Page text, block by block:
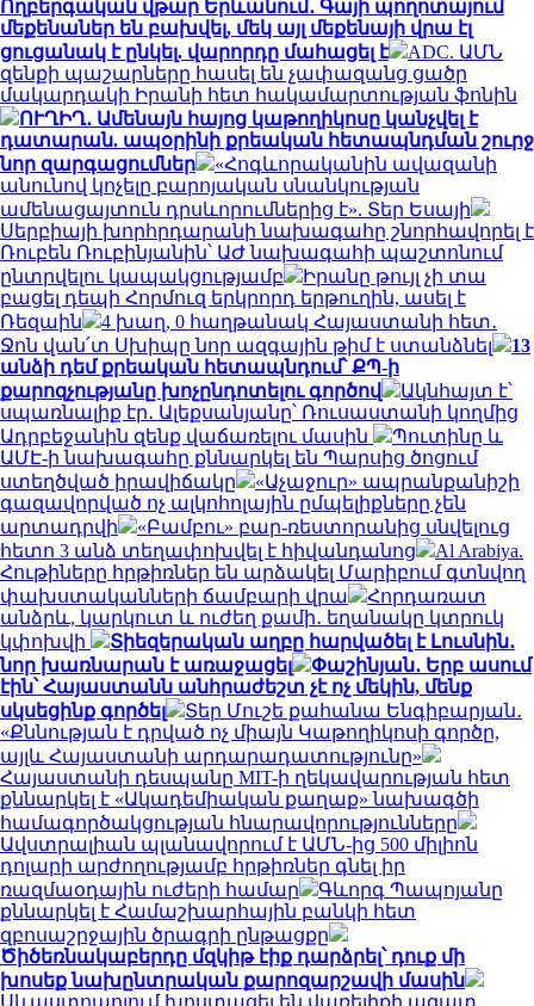
Ողբերգական վթար Երևանում․ Գայի պողոտայում
մեքենաներ են բախվել, մեկ այլ մեքենայի վրա էլ
ցուցանակ է ընկել. վարորդը մահացել է
ADC. ԱՄՆ
զենքի պաշարները հասել են չափազանց ցածր
մակարդակի Իրանի հետ հակամարտության ֆոնին
ՈՒՂԻՂ․ Ամենայն հայոց կաթողիկոսը կանչվել է
դատարան. ապօրինի քրեական հետապնդման շուրջ
նոր զարգացումներ
«Հոգևորականին ավազանի
անունով կոչելը բարոյական սնանկության
ամենացայտուն դրսևորումներից է». Տեր Եսայի
Սերբիայի խորհրդարանի նախագահը շնորհավորել է
Ռուբեն Ռուբինյանին՝ ԱԺ նախագահի պաշտոնում
ընտրվելու կապակցությամբ
Իրանը թույլ չի տա
բացել դեպի Հորմուզ երկրորդ երթուղին, ասել է
Ռեզաին
4 խաղ, 0 հաղթանակ Հայաստանի հետ․
Ջոն վան՛տ Սխիպը նոր ազգային թիմ է ստանձնել
13
անձի դեմ քրեական հետապնդում՝ ՔՊ-ի
քարոզչությանը խոչընդոտելու գործով
Ակնհայտ է՝
սպառնալիք էր․ Ալեքսանյանը՝ Ռուսաստանի կողմից
Ադրբեջանին զենք վաճառելու մասին
Պուտինը և
ԱՄԷ-ի նախագահը քննարկել են Պարսից ծոցում
ստեղծված իրավիճակը
«Աչաջուր» ապրանքանիշի
գազավորված ոչ ալկոհոլային ըմպելիքները չեն
արտադրվի
«Բամբու» բար-ռեստորանից սնվելուց
հետո 3 անձ տեղափոխվել է հիվանդանոց
Al Arabiya.
Հութիները հրթիռներ են արձակել Մարիբում գտնվող
փախստականների ճամբարի վրա
Հորդառատ
անձրև, կարկուտ և ուժեղ քամի․ եղանակը կտրուկ
կփոխվի
Տիեզերական աղբը հարվածել է Լուսնին․
նոր խառնարան է առաջացել
Փաշինյան․ Երբ ասում
էին՝ Հայաստանն անհրաժեշտ չէ ոչ մեկին, մենք
սկսեցինք գործել
Տեր Մուշե քահանա Ենգիբարյան․
«Քննության է դրված ոչ միայն Կաթողիկոսի գործը,
այլև Հայաստանի արդարադատությունը»
Հայաստանի դեսպանը MIT-ի ղեկավարության հետ
քննարկել է «Ակադեմիական քաղաք» նախագծի
համագործակցության հնարավորությունները
Ավստրալիան պլանավորում է ԱՄՆ-ից 500 միլիոն
դոլարի արժողությամբ հրթիռներ գնել իր
ռազմաօդային ուժերի համար
Գևորգ Պապոյանը
քննարկել է Համաշխարհային բանկի հետ
զբոսաշրջային ծրագրի ընթացքը
Ծիծեռնակաբերդը մզկիթ էիք դարձրել՝ դուք մի
խոսեք նախընտրական քարոզարշավի մասին
Սևաստոպոլում խոստացել են վառելիքի ազատ